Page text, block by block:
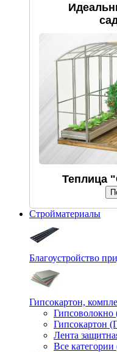
Теплица
Стройматериалы
Благоустройство
Гипсокартон,
Гипсокартон
Лента
Все категории